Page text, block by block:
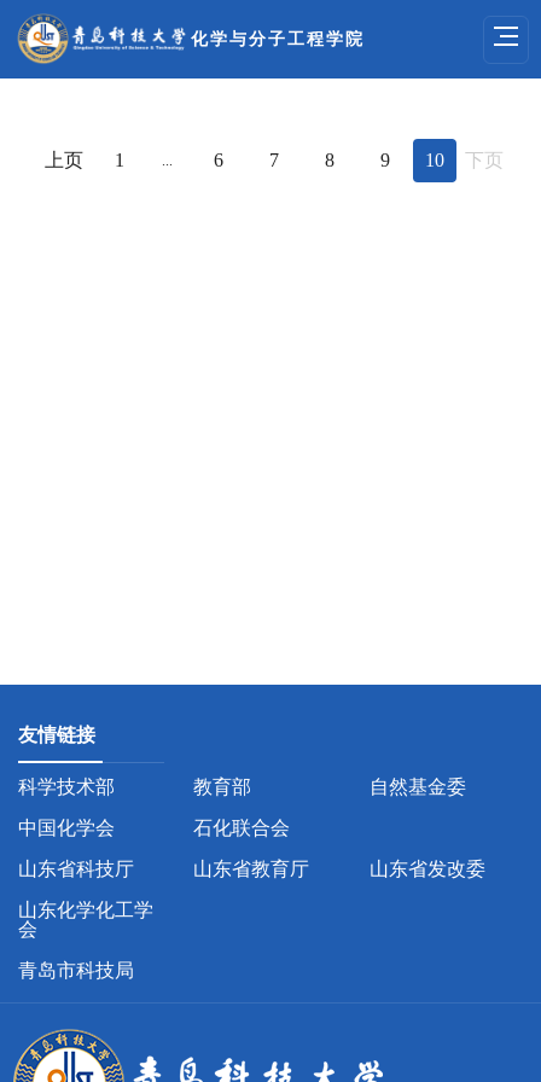
化学与分子工程学院
上页 1 ... 6 7 8 9 10 下页
友情链接
科学技术部 教育部
自然基金委
中国化学会
石化联合会
山东省科技厅
山东省教育厅
山东省发改委
山东化学化工学
会
青岛市科技局